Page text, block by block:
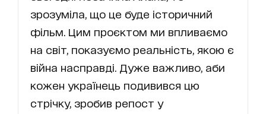
зрозуміла, що це буде історичний
фільм. Цим проєктом ми впливаємо
на світ, показуємо реальність, якою є
війна насправді. Дуже важливо, аби
кожен українець подивився цю
стрічку, зробив репост у